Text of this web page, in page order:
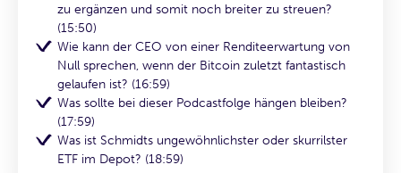
zu ergänzen und somit noch breiter zu streuen?
(15:50)
Wie kann der CEO von einer Renditeerwartung von
Null sprechen, wenn der Bitcoin zuletzt fantastisch
gelaufen ist? (16:59)
Was sollte bei dieser Podcastfolge hängen bleiben?
(17:59)
Was ist Schmidts ungewöhnlichster oder skurrilster
ETF im Depot? (18:59)